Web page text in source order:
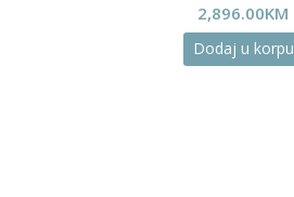
2,896.00KM
Dodaj u korpu